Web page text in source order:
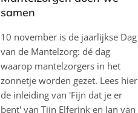
samen
10 november is de jaarlijkse Dag
van de Mantelzorg: dé dag
waarop mantelzorgers in het
zonnetje worden gezet. Lees hier
de inleiding van 'Fijn dat je er
bent' van Tijn Elferink en Jan van